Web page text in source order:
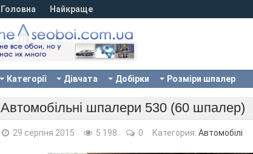
Головна Найкраще
Категорії Дівчата Добірки Розміри шпалер
Автомобільні шпалери 530 (60 шпалер)
29 серпня 2015 5 198 0 Категория: Автомобілі